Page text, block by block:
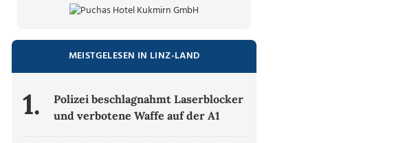
MEISTGELESEN IN LINZ-LAND
1.
Polizei beschlagnahmt Laserblocker
und verbotene Waffe auf der A1